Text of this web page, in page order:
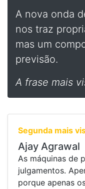
⁠A nova onda
nos traz
mas um
previsão.
A frase mais
Segunda mais
Ajay Agrawal
⁠As máquinas de
julgamentos.
porque apenas